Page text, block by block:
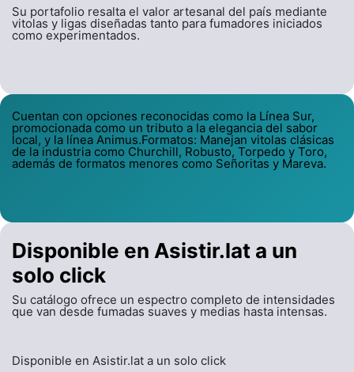
Su portafolio resalta el valor artesanal del país mediante
vitolas y ligas diseñadas tanto para fumadores iniciados
como experimentados.
Cuentan con opciones reconocidas como la Línea Sur,
promocionada como un tributo a la elegancia del sabor
local, y la línea Animus.Formatos: Manejan vitolas clásicas
de la industria como Churchill, Robusto, Torpedo y Toro,
además de formatos menores como Señoritas y Mareva.
Disponible en Asistir.lat a un
solo click
Su catálogo ofrece un espectro completo de intensidades
que van desde fumadas suaves y medias hasta intensas.
Disponible en Asistir.lat a un solo click